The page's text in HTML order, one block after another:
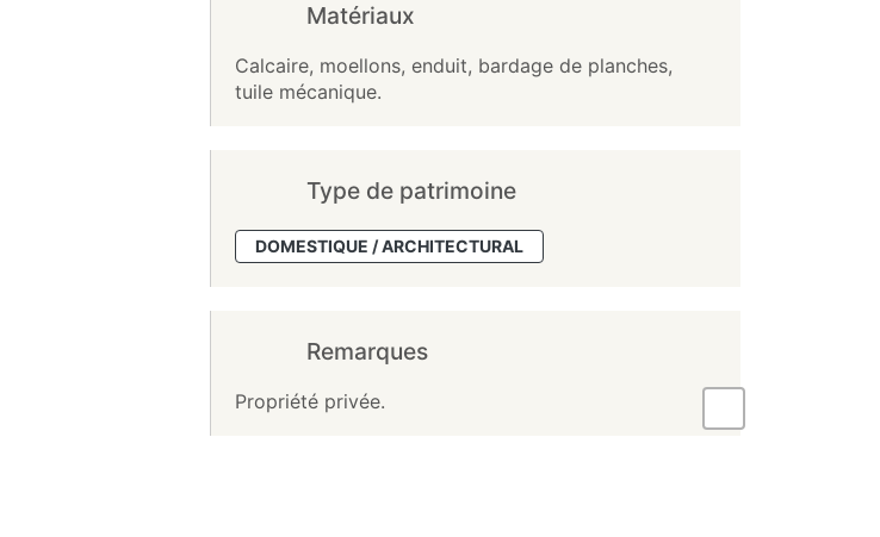
Matériaux
Calcaire, moellons, enduit, bardage de planches,
tuile mécanique.
Type de patrimoine
DOMESTIQUE / ARCHITECTURAL
Remarques
Propriété privée.